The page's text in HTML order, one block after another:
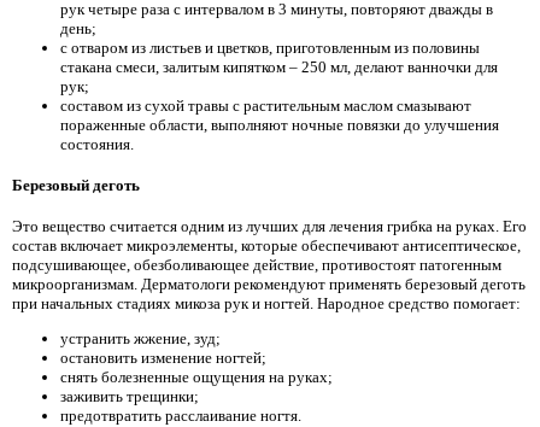
рук четыре раза с интервалом в 3 минуты, повторяют дважды в
день;
с отваром из листьев и цветков, приготовленным из половины
стакана смеси, залитым кипятком – 250 мл, делают ванночки для
рук;
составом из сухой травы с растительным маслом смазывают
пораженные области, выполняют ночные повязки до улучшения
состояния.
Березовый деготь
Это вещество считается одним из лучших для лечения грибка на руках. Его
состав включает микроэлементы, которые обеспечивают антисептическое,
подсушивающее, обезболивающее действие, противостоят патогенным
микроорганизмам. Дерматологи рекомендуют применять березовый деготь
при начальных стадиях микоза рук и ногтей. Народное средство помогает:
устранить жжение, зуд;
остановить изменение ногтей;
снять болезненные ощущения на руках;
заживить трещинки;
предотвратить расслаивание ногтя.